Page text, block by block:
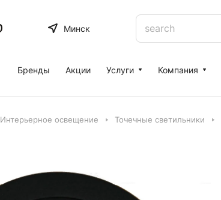
Минск
Бренды Акции Услуги Компания
Интерьерное освещение Точечные светильники